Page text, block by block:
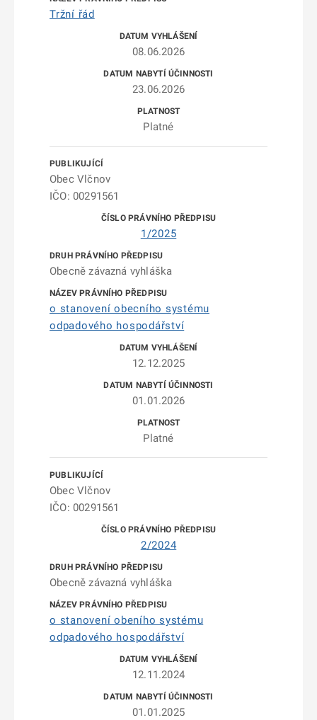
Tržní řád
08.06.2026
23.06.2026
Platné
Obec Vlčnov
IČO: 00291561
1/2025
Obecně závazná vyhláška
o stanovení obecního systému
odpadového hospodářství
12.12.2025
01.01.2026
Platné
Obec Vlčnov
IČO: 00291561
2/2024
Obecně závazná vyhláška
o stanovení obeního systému
odpadového hospodářství
12.11.2024
01.01.2025